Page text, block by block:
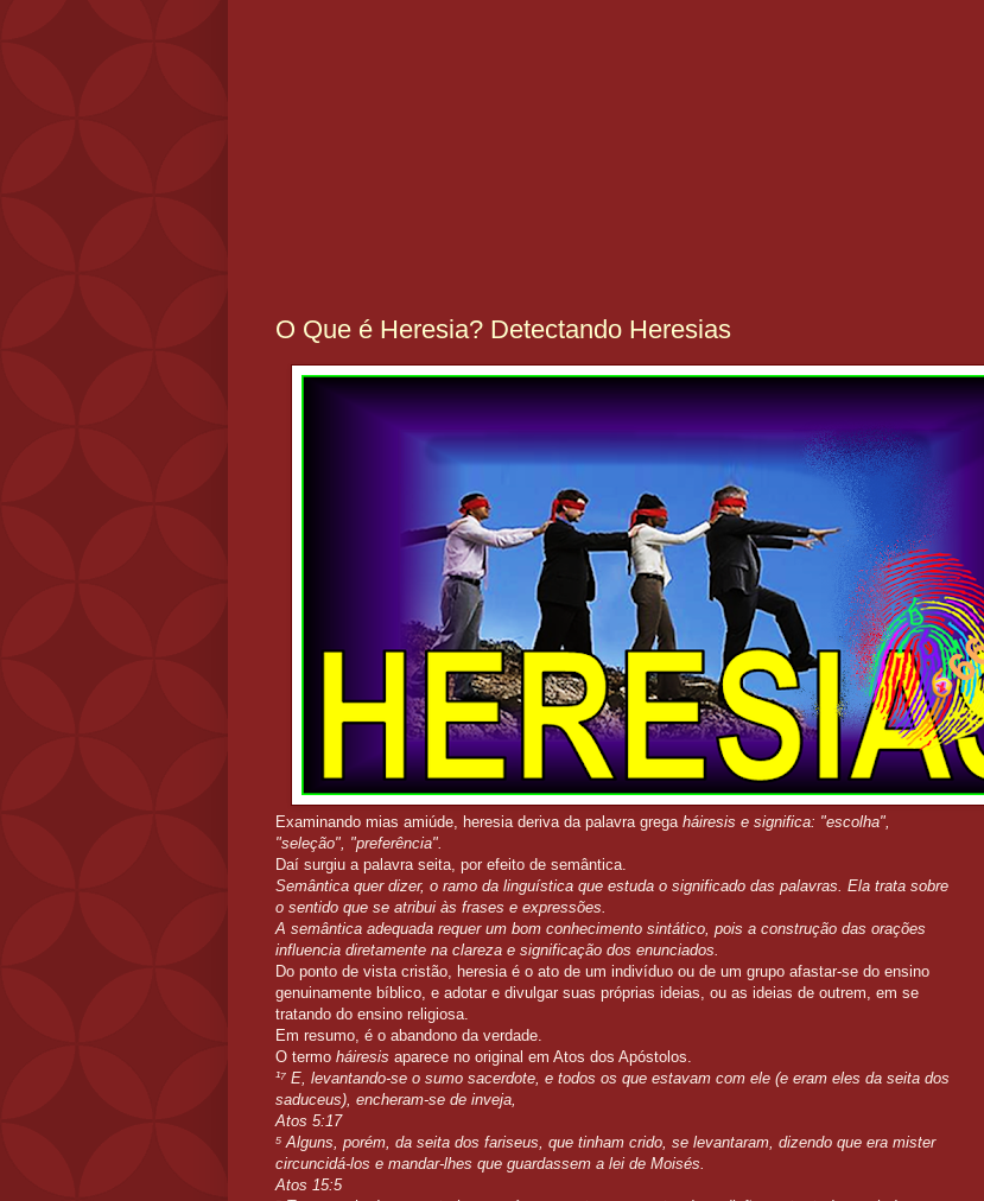
O Que é Heresia? Detectando Heresias
Examinando mias amiúde, heresia deriva da palavra grega háiresis e significa: "escolha",
"seleção", "preferência".
Daí surgiu a palavra seita, por efeito de semântica.
Semântica quer dizer, o ramo da linguística que estuda o significado das palavras. Ela trata sobre
o sentido que se atribui às frases e expressões.
A semântica adequada requer um bom conhecimento sintático, pois a construção das orações
influencia diretamente na clareza e significação dos enunciados.
Do ponto de vista cristão, heresia é o ato de um indivíduo ou de um grupo afastar-se do ensino
genuinamente bíblico, e adotar e divulgar suas próprias ideias, ou as ideias de outrem, em se
tratando do ensino religiosa.
Em resumo, é o abandono da verdade.
O termo háiresis aparece no original em Atos dos Apóstolos.
¹⁷ E, levantando-se o sumo sacerdote, e todos os que estavam com ele (e eram eles da seita dos
saduceus), encheram-se de inveja,
Atos 5:17
⁵ Alguns, porém, da seita dos fariseus, que tinham crido, se levantaram, dizendo que era mister
circuncidá-los e mandar-lhes que guardassem a lei de Moisés.
Atos 15:5